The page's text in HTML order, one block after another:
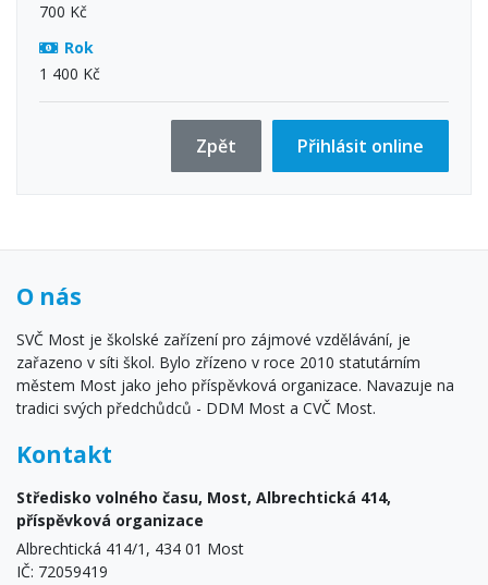
700 Kč
Rok
1 400 Kč
Přihlásit online
Zpět
O nás
SVČ Most je školské zařízení pro zájmové vzdělávání, je
zařazeno v síti škol. Bylo zřízeno v roce 2010 statutárním
městem Most jako jeho příspěvková organizace. Navazuje na
tradici svých předchůdců - DDM Most a CVČ Most.
Kontakt
Středisko volného času, Most, Albrechtická 414,
příspěvková organizace
Albrechtická 414/1, 434 01 Most
IČ: 72059419